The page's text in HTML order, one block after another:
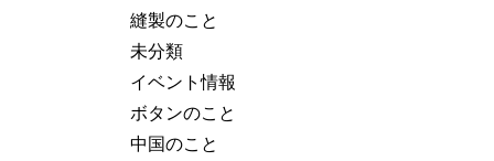
縫製のこと
未分類
イベント情報
ボタンのこと
中国のこと